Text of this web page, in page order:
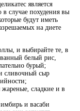
является
случае похудения вы
будут иметь
на диете
и выбирайте те, в
белый рис,
бурый;
сливочный сыр
жареные, сладкие и в
имбирь и васаби